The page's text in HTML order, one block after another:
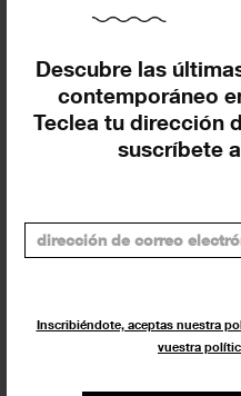
Descubre las
contemporáneo
Teclea tu dirección
suscríbete
Inscribiéndote, aceptas nuestra
vuestra
Getxophoto
FESTIVALES